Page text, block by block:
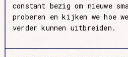
constant bezig om nieuwe
proberen en kijken we hoe
verder kunnen uitbreiden.